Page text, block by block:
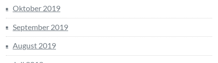
Oktober 2019
September 2019
August 2019